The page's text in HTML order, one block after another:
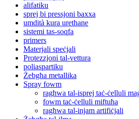
alifatiku
sprej bi pressjoni baxxa
umdità kura urethane
sistemi tas-soqfa
primers
Materjali speċjali
Protezzjoni tal-vettura
poliaspartiku
Żebgħa metallika
Spray fowm
ragħwa tal-isprej taċ-ċelluli
fowm taċ-ċelluli miftuħa
ragħwa tal-injam artifiċjali